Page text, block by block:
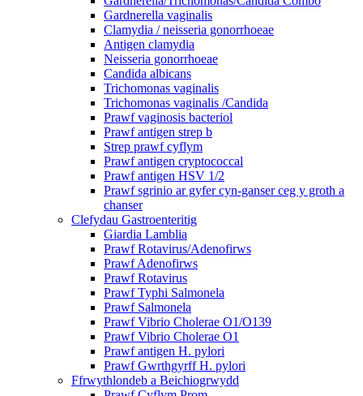
Gardnerella vaginalis
Clamydia / neisseria gonorrhoeae
Antigen clamydia
Neisseria gonorrhoeae
Candida albicans
Trichomonas vaginalis
Trichomonas vaginalis /Candida
Prawf vaginosis bacteriol
Prawf antigen strep b
Strep prawf cyflym
Prawf antigen cryptococcal
Prawf antigen HSV 1/2
Prawf sgrinio ar gyfer cyn-ganser ceg y groth a
chanser
Clefydau Gastroenteritig
Giardia Lamblia
Prawf Rotavirus/Adenofirws
Prawf Adenofirws
Prawf Rotavirus
Prawf Typhi Salmonela
Prawf Salmonela
Prawf Vibrio Cholerae O1/O139
Prawf Vibrio Cholerae O1
Prawf antigen H. pylori
Prawf Gwrthgyrff H. pylori
Ffrwythlondeb a Beichiogrwydd